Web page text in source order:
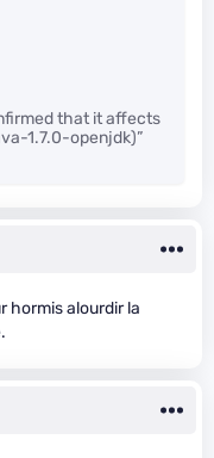
that it affects
1.7.0-openjdk)”
hormis alourdir la